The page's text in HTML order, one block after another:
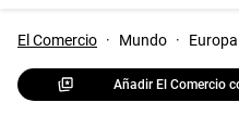
El Comercio · Mundo · Europa
Añadir El Comercio